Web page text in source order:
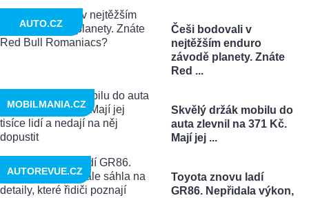
Češi bodovali v
nejtěžším enduro
závodě planety. Znáte
Red ...
AUTO.CZ
Skvělý držák mobilu do
auta zlevnil na 371 Kč.
Mají jej ...
MOBILMANIA.CZ
Toyota znovu ladí
GR86. Nepřidala výkon,
AUTOREVUE.CZ